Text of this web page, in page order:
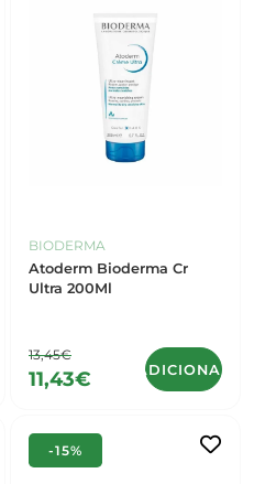
BIODERMA
Atoderm Bioderma Cr
Ultra 200Ml
13,45€
11,43€ ADICIONAR
-15%